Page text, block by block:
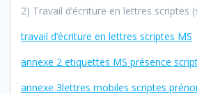
2) Travail d’écriture en lettres scriptes
travail d’écriture en lettres scriptes MS
annexe 2 etiquettes MS présence
annexe 3lettres mobiles scriptes